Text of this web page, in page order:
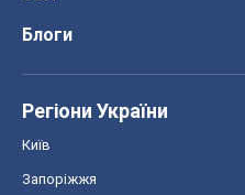
Блоги
Регіони України
Київ
Запоріжжя